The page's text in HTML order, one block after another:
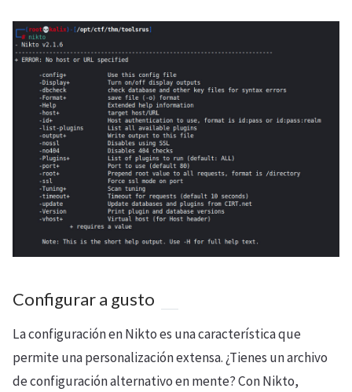
Configurar a gusto
La configuración en Nikto es una característica que
permite una personalización extensa. ¿Tienes un archivo
de configuración alternativo en mente? Con Nikto,